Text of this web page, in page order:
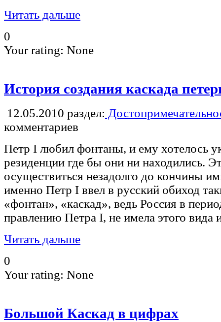
Читать дальше
0
Your rating: None
История создания каскада
12.05.2010 раздел:
комментариев
Петр I любил фонтаны, и ему хотелось
резиденции где бы они ни находились.
осуществиться незадолго до кончины
именно Петр I ввел в русский обиход
«фонтан», «каскад», ведь Россия в
правлению Петра I, не имела этого вида
Читать дальше
0
Your rating: None
Большой Каскад в цифрах